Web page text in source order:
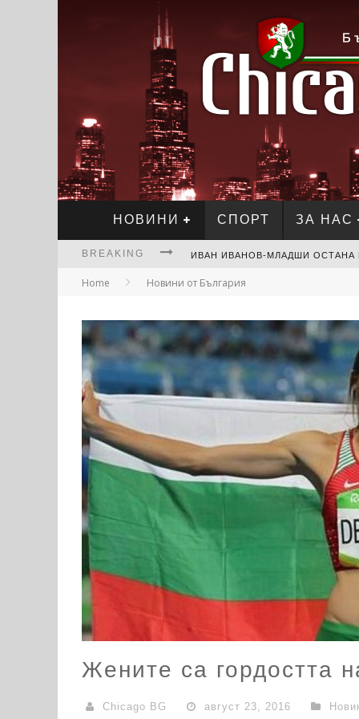
НОВИНИ СПОРТ ЗА НАС
BREAKING
Home Новини от България
Жените са гордостта
Chicago BG август 23, 2016